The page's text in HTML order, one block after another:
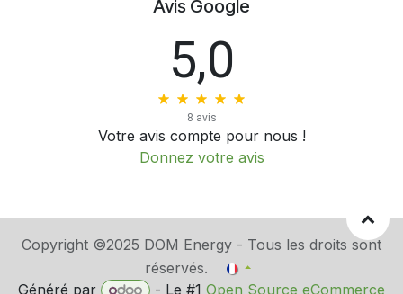
Avis Google
5,0
8 avis
Votre avis compte pour nous !
Donnez votre avis
Copyright ©2025 DOM Energy - Tous les droits sont
réservés.
Généré par
- Le #1 Open Source eCommerce